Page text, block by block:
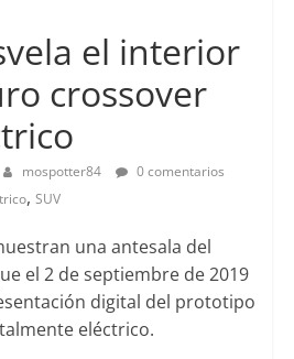
el interior
crossover
mospotter84
0 comentarios
, SUV
una antesala del
el 2 de septiembre de 2019
digital del prototipo
eléctrico.